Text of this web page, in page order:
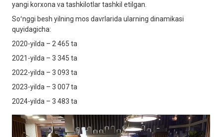
yangi korxona va tashkilotlar tashkil etilgan.
Soʻnggi besh yilning mos davrlarida ularning dinamikasi
quyidagicha:
2020-yilda – 2 465 ta
2021-yilda – 3 345 ta
2022-yilda – 3 093 ta
2023-yilda – 3 007 ta
2024-yilda – 3 483 ta